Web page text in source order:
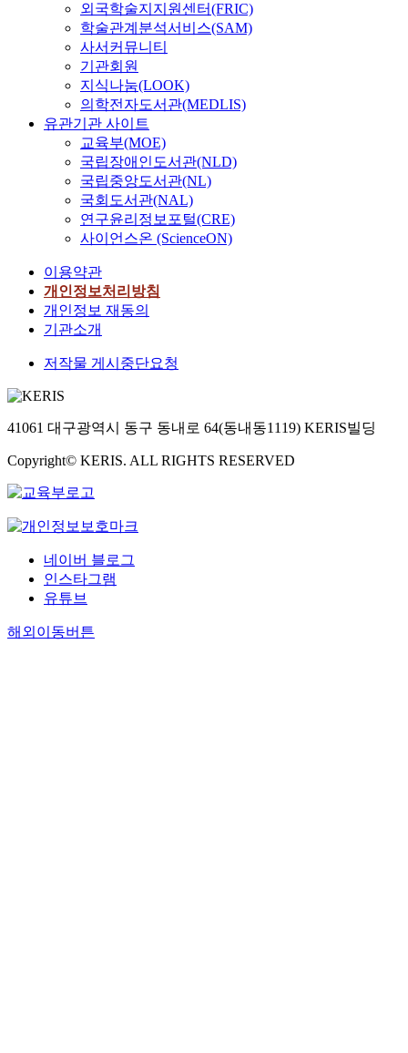
외국학술지지원센터(FRIC)
학술관계분석서비스(SAM)
사서커뮤니티
기관회원
지식나눔(LOOK)
의학전자도서관(MEDLIS)
유관기관 사이트
교육부(MOE)
국립장애인도서관(NLD)
국립중앙도서관(NL)
국회도서관(NAL)
연구윤리정보포털(CRE)
사이언스온 (ScienceON)
이용약관
개인정보처리방침
개인정보 재동의
기관소개
저작물 게시중단요청
41061 대구광역시 동구 동내로 64(동내동1119) KERIS빌딩
Copyright© KERIS. ALL RIGHTS RESERVED
네이버 블로그
인스타그램
유튜브
해외이동버튼